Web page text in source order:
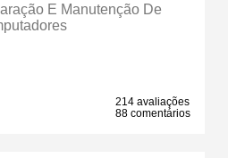
E Manutenção De
214 avaliações
88 comentários